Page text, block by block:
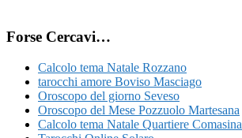
Forse Cercavi…
Calcolo tema Natale Rozzano
tarocchi amore Boviso Masciago
Oroscopo del giorno Seveso
Oroscopo del Mese Pozzuolo Martesana
Calcolo tema Natale Quartiere Comasina